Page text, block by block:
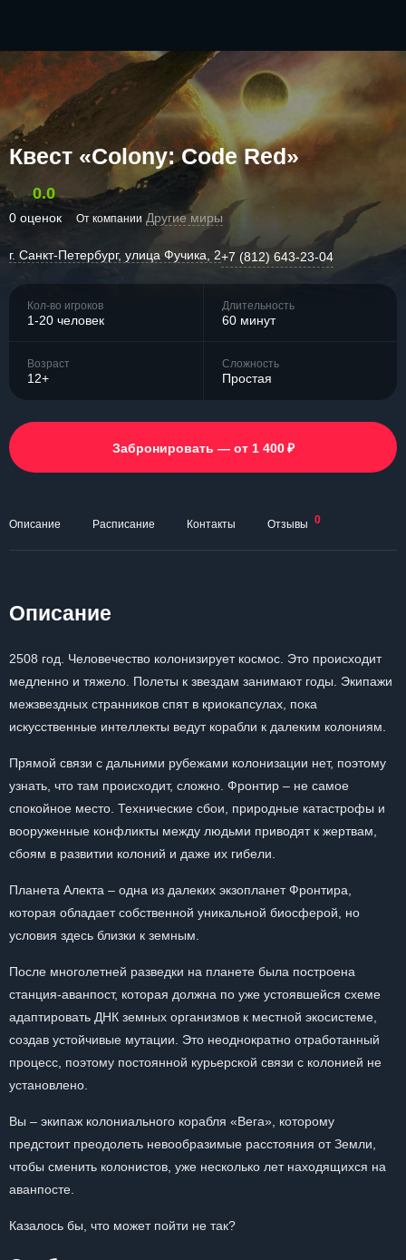
Квест «Colony: Code Red»
0.0
0 оценок От компании Другие миры
г. Санкт-Петербург, улица Фучика, 2+7 (812) 643-23-04
Кол-во игроков
1-20 человек
Длительность
60 минут
Возраст
12+
Сложность
Простая
Забронировать — от 1 400 ₽
Описание Расписание Контакты Отзывы 0
Описание
2508 год. Человечество колонизирует космос. Это происходит
медленно и тяжело. Полеты к звездам занимают годы. Экипажи
межзвездных странников спят в криокапсулах, пока
искусственные интеллекты ведут корабли к далеким колониям.
Прямой связи с дальними рубежами колонизации нет, поэтому
узнать, что там происходит, сложно. Фронтир – не самое
спокойное место. Технические сбои, природные катастрофы и
вооруженные конфликты между людьми приводят к жертвам,
сбоям в развитии колоний и даже их гибели.
Планета Алекта – одна из далеких экзопланет Фронтира,
которая обладает собственной уникальной биосферой, но
условия здесь близки к земным.
После многолетней разведки на планете была построена
станция-аванпост, которая должна по уже устоявшейся схеме
адаптировать ДНК земных организмов к местной экосистеме,
создав устойчивые мутации. Это неоднократно отработанный
процесс, поэтому постоянной курьерской связи с колонией не
установлено.
Вы – экипаж колониального корабля «Вега», которому
предстоит преодолеть невообразимые расстояния от Земли,
чтобы сменить колонистов, уже несколько лет находящихся на
аванпосте.
Казалось бы, что может пойти не так?